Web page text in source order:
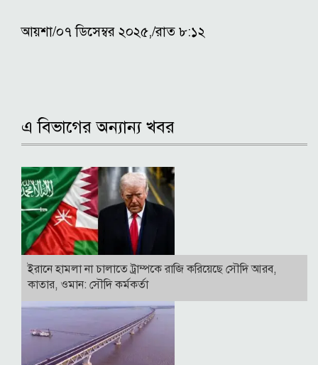
আয়শা/০৭ ডিসেম্বর ২০২৫,/রাত ৮:১২
এ বিভাগের অন্যান্য খবর
ইরানে হামলা না চালাতে ট্রাম্পকে রাজি করিয়েছে সৌদি আরব,
কাতার, ওমান: সৌদি কর্মকর্তা